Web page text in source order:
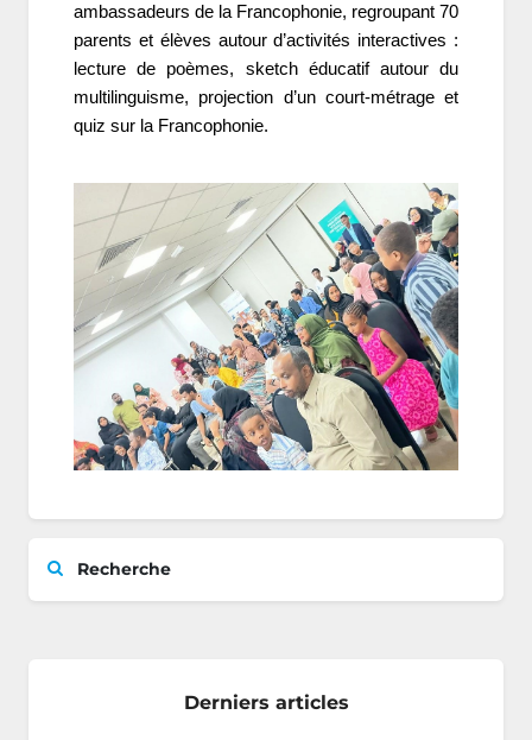
ambassadeurs de la Francophonie, regroupant 70
parents et élèves autour d’activités interactives :
lecture de poèmes, sketch éducatif autour du
multilinguisme, projection d’un court-métrage et
quiz sur la Francophonie.
Recherche
Derniers articles